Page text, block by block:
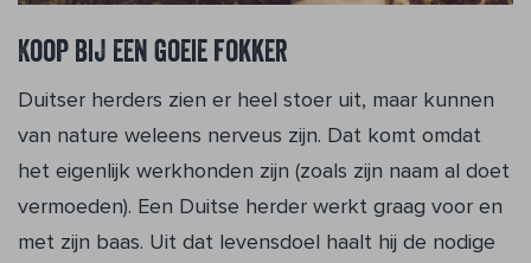
Koop bij een goeie fokker
Duitser herders zien er heel stoer uit, maar kunnen
van nature weleens nerveus zijn. Dat komt omdat
het eigenlijk werkhonden zijn (zoals zijn naam al doet
vermoeden). Een Duitse herder werkt graag voor en
met zijn baas. Uit dat levensdoel haalt hij de nodige